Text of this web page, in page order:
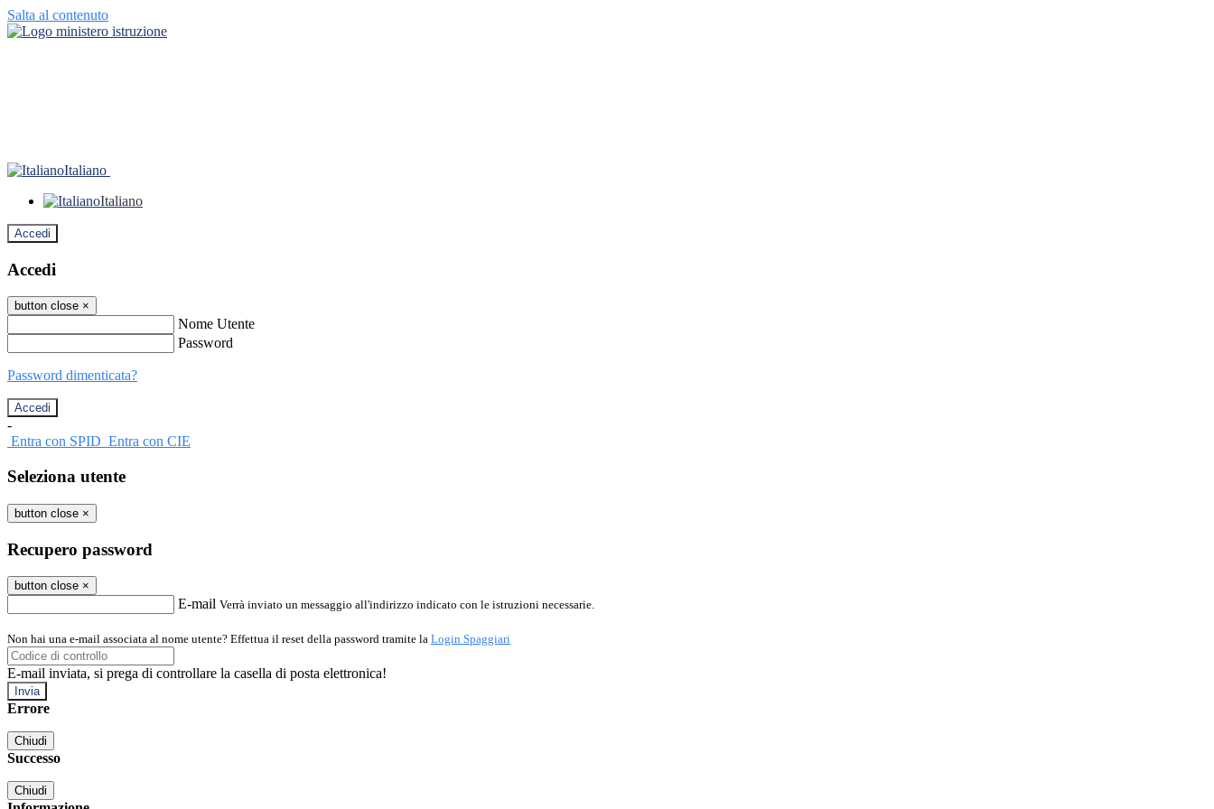
Salta al contenuto
Italiano
Italiano
Accedi
Accedi
button close ×
Nome Utente
Password
Password dimenticata?
-
Entra con SPID Entra con CIE
Seleziona utente
button close ×
Recupero password
button close ×
E-mail Verrà inviato un messaggio all'indirizzo indicato con le istruzioni necessarie.
Non hai una e-mail associata al nome utente? Effettua il reset della password tramite la Login Spaggiari
E-mail inviata, si prega di controllare la casella di posta elettronica!
Errore
Chiudi
Successo
Chiudi